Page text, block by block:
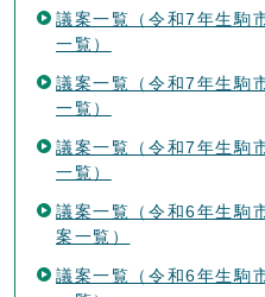
議案一覧（令和7年生駒
一覧）
議案一覧（令和7年生駒
一覧）
議案一覧（令和7年生駒
一覧）
議案一覧（令和6年生駒
案一覧）
議案一覧（令和6年生駒